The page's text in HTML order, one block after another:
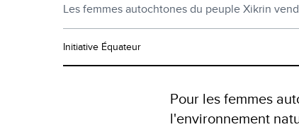
Les femmes autochtones du peuple Xikrin
Initiative Équateur
Pour les femmes
l'environnement